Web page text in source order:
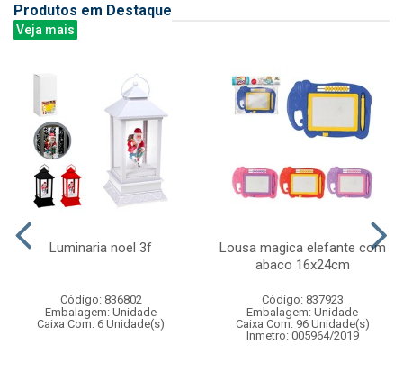
Produtos em Destaque
Veja mais
Luminaria noel 3f
Código: 836802
Embalagem: Unidade
Caixa Com: 6 Unidade(s)
Lousa magica elefante com
abaco 16x24cm
Código: 837923
Embalagem: Unidade
Caixa Com: 96 Unidade(s)
Inmetro: 005964/2019